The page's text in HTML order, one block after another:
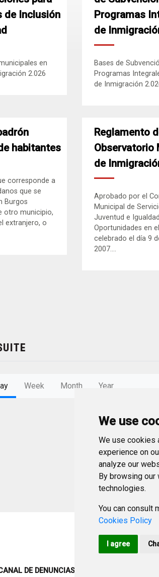
We use
We use cookies
experience on
analyze our
By browsing our
technologies.
You can consult
Cookies Policy
I agree
de Inclusión
en
2.026
Programas
de
Bases de
Programas
de Inmigración
habitantes
corresponde a
que se
Burgos
otro municipio,
extranjero, o
Reglamento
Observatorio
de
Aprobado por el
Municipal de
Juventud e
Oportunidades en
celebrado el día 9
2007....
Week Month Year
DE DENUNCIAS